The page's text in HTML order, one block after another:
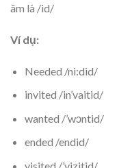
âm là /id/
Ví dụ:
Needed /ni:did/
invited /in’vaitid/
wanted /’wɔntid/
ended /endid/